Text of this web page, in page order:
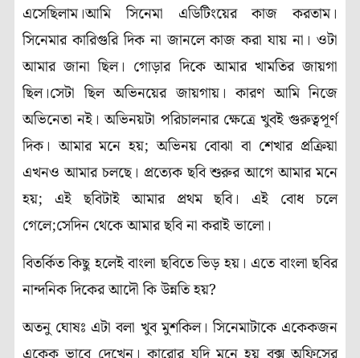
এসেছিলাম।আমি সিনেমা এডিটিংয়ের কাজ করতাম।
সিনেমার কারিগুরি দিক না জানলে কাজ করা যায় না। ওটা
আমার জানা ছিল। গোড়ার দিকে আমার খামতির জায়গা
ছিল।সেটা ছিল অভিনয়ের জায়গায়। কারণ আমি নিজে
অভিনেতা নই। অভিনয়টা পরিচালনার ক্ষেত্রে খুবই গুরুত্বপূর্ণ
দিক। আমার মনে হয়; অভিনয় বোঝা বা শেখার প্রক্রিয়া
এখনও আমার চলছে। প্রত্যেক ছবি শুরুর আগে আমার মনে
হয়; এই ছবিটাই আমার প্রথম ছবি। এই বোধ চলে
গেলে;সেদিন থেকে আমার ছবি না করাই ভালো।
বিতর্কিত কিছু হলেই বাংলা ছবিতে ভিড় হয়। এতে বাংলা ছবির
নান্দনিক দিকের আদৌ কি উন্নতি হয়?
অতনু ঘোষঃ এটা বলা খুব মুশকিল। সিনেমাটাকে একেকজন